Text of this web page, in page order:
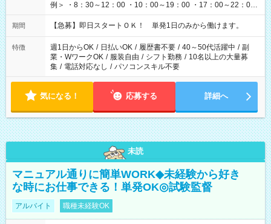
例＞ ・8：30～12：00 ・10：00～19：00 ・17：00～22：00
・13：00～22：00 ・22：00～翌6：00 など
期間 【急募】即日スタートＯＫ！ 単発1日のみから働けます。
特徴 週1日からOK / 日払いOK / 履歴書不要 / 40～50代活躍中 / 副
業・WワークOK / 服装自由 / シフト勤務 / 10名以上の大量募
集 / 電話対応なし / パソコンスキル不要
気になる！ 応募する 詳細へ
未読
マニュアル通りに簡単WORK◆未経験から好き
な時にお仕事できる！単発OK◎試験監督
アルバイト 職種未経験OK